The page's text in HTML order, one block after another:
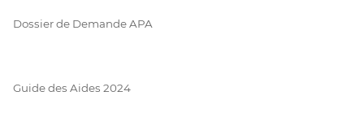
Dossier de Demande APA
Guide des Aides 2024